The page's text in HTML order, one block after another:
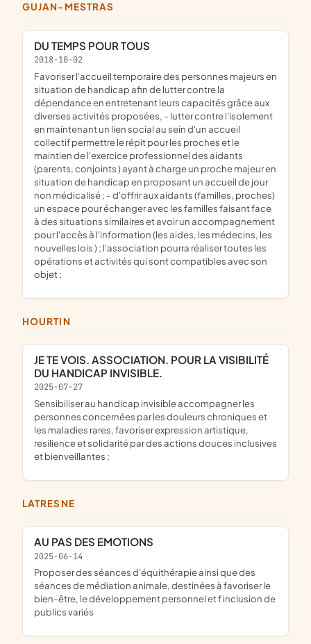
GUJAN-MESTRAS
DU TEMPS POUR TOUS
2018-10-02
favoriser l'accueil temporaire des personnes majeurs en
situation de handicap afin de lutter contre la
dépendance en entretenant leurs capacités grâce aux
diverses activités proposées, - lutter contre l'isolement
en maintenant un lien social au sein d'un accueil
collectif permettre le répit pour les proches et le
maintien de l'exercice professionnel des aidants
(parents, conjoints ) ayant à charge un proche majeur en
situation de handicap en proposant un accueil de jour
non médicalisé ; - d'offrir aux aidants (familles, proches)
un espace pour échanger avec les familles faisant face
à des situations similaires et avoir un accompagnement
pour l'accès à l'information (les aides, les médecins, les
nouvelles lois ) ; l'association pourra réaliser toutes les
opérations et activités qui sont compatibles avec son
objet ;
HOURTIN
JE TE VOIS. ASSOCIATION. POUR LA VISIBILITÉ
DU HANDICAP INVISIBLE.
2025-07-27
sensibiliser au handicap invisible accompagner les
personnes concernées par les douleurs chroniques et
les maladies rares, favoriser expression artistique,
resilience et solidarité par des actions douces inclusives
et bienveillantes ;
LATRESNE
AU PAS DES EMOTIONS
2025-06-14
proposer des séances d'équithérapie ainsi que des
séances de médiation animale, destinées à favoriser le
bien-être, le développement personnel et f inclusion de
publics variés